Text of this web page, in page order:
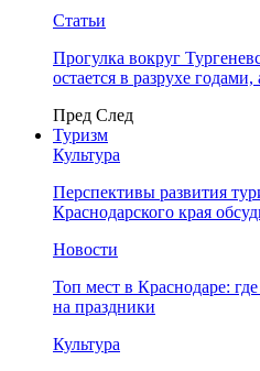
Статьи
Прогулка вокруг
остается в разрухе
Пред След
Туризм
Культура
Перспективы развития
Краснодарского края
Новости
Топ мест в Краснодаре:
на праздники
Культура